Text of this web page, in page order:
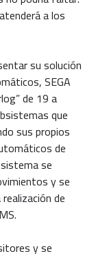
a los
su solución
SEGA
de 19 a
que
sus propios
de
se
y se
de
y se